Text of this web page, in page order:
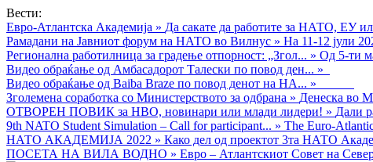
Вести:
Евро-Атлантска Академија » Да сакате да работите за НАТО, ЕУ
Рамадани на Јавниот форум на НАТО во Вилнус » На 11-12 јули
Регионална работилница за градење отпорност: „Згол... » Од 5-ти
Видео обраќањe од Амбасадорот Талески по повод ден... »
Видео обраќање од Baiba Braze по повод денот на НА... »
Зголемена соработка со Министерството за одбрана » Денеска во
ОТВОРЕН ПОВИК за НВО, новинари или млади лидери! » Дали
9th NATO Student Simulation – Call for participant... » The Euro-
НАТО АКАДЕМИЈА 2022 » Како дел од проектот 3та НАТО
ПОСЕТА НА ВИЛА ВОДНО » Евро – Атлантскиот Совет на